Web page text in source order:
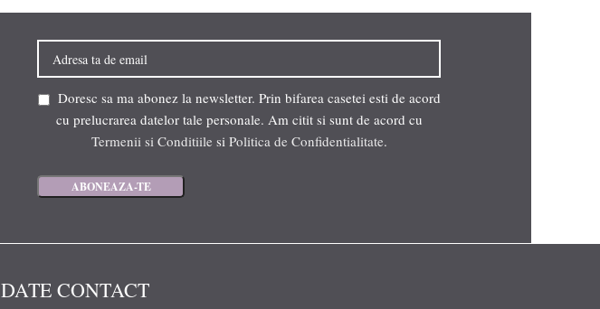
Doresc sa ma abonez la newsletter. Prin bifarea casetei esti de acord
cu prelucrarea datelor tale personale. Am citit si sunt de acord cu
Termenii si Conditiile si Politica de Confidentialitate.
DATE CONTACT